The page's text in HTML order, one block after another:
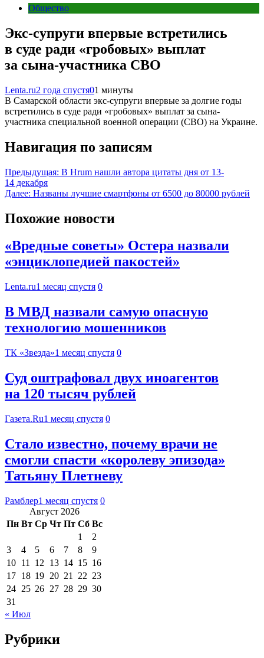
Общество
Экс-супруги впервые встретились
в суде ради «гробовых» выплат
за сына-участника СВО
Lenta.ru2 года спустя01 минуты
В Самарской области экс-супруги впервые за долгие годы
встретились в суде ради «гробовых» выплат за сына-
участника специальной военной операции (СВО) на Украине.
Навигация по записям
Предыдущая: В Hrum нашли автора цитаты дня от 13-
14 декабря
Далее: Названы лучшие смартфоны от 6500 до 80000 рублей
Похожие новости
«Вредные советы» Остера назвали
«энциклопедией пакостей»
Lenta.ru1 месяц спустя 0
В МВД назвали самую опасную
технологию мошенников
ТК «Звезда»1 месяц спустя 0
Суд оштрафовал двух иноагентов
на 120 тысяч рублей
Газета.Ru1 месяц спустя 0
Стало известно, почему врачи не
смогли спасти «королеву эпизода»
Татьяну Плетневу
Рамблер1 месяц спустя 0
Август 2026
Пн Вт Ср Чт Пт Сб Вс
1
2
3
4 5 6 7 8
9
10 11 12 13 14 15 16
17 18 19 20 21 22 23
24 25 26 27 28 29 30
31
« Июл
Рубрики